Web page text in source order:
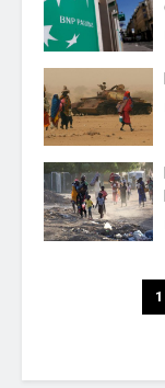
1